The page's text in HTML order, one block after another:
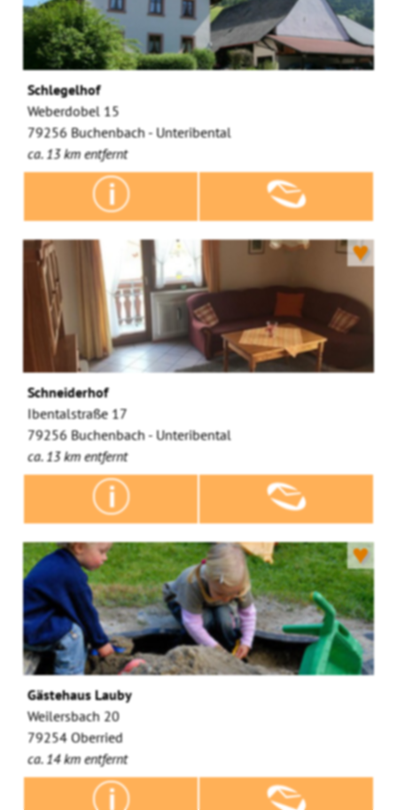
Schlegelhof
Weberdobel 15
79256 Buchenbach - Unteribental
ca. 13 km entfernt
♥
Schneiderhof
Ibentalstraße 17
79256 Buchenbach - Unteribental
ca. 13 km entfernt
♥
Gästehaus Lauby
Weilersbach 20
79254 Oberried
ca. 14 km entfernt